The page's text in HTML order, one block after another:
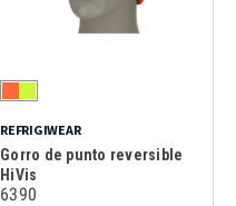
REFRIGIWEAR
Gorro de punto reversible
HiVis
6390